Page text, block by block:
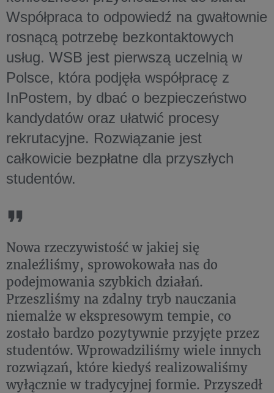
Współpraca to odpowiedź na gwałtownie
rosnącą potrzebę bezkontaktowych
usług. WSB jest pierwszą uczelnią w
Polsce, która podjęła współpracę z
InPostem, by dbać o bezpieczeństwo
kandydatów oraz ułatwić procesy
rekrutacyjne. Rozwiązanie jest
całkowicie bezpłatne dla przyszłych
studentów.
Nowa rzeczywistość w jakiej się
znaleźliśmy, sprowokowała nas do
podejmowania szybkich działań.
Przeszliśmy na zdalny tryb nauczania
niemalże w ekspresowym tempie, co
zostało bardzo pozytywnie przyjęte przez
studentów. Wprowadziliśmy wiele innych
rozwiązań, które kiedyś realizowaliśmy
wyłącznie w tradycyjnej formie. Przyszedł